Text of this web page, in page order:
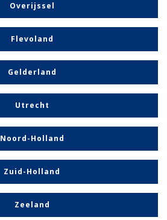
Overijssel
Flevoland
Gelderland
Utrecht
Noord-Holland
Zuid-Holland
Zeeland